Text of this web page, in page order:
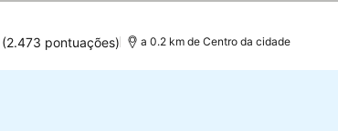
(2.473 pontuações) a 0.2 km de Centro da cidade